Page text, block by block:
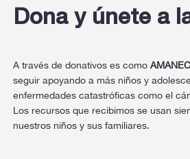
Dona y únete a
A través de donativos es como AMANEC
seguir apoyando a más niños y
enfermedades catastróficas como el
Los recursos que recibimos se usan
nuestros niños y sus familiares.